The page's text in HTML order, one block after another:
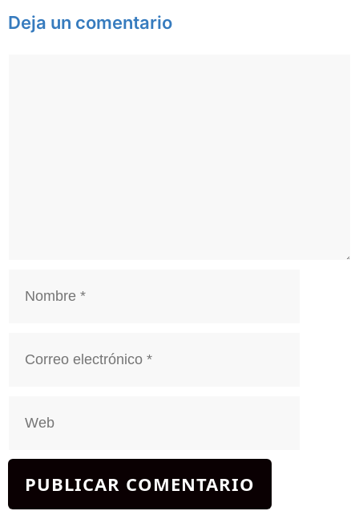
Deja un comentario